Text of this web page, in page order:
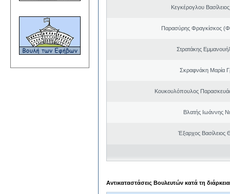
Κεγκέρογλου
Παρασύρης Φραγκίσκος
Στρατάκης
Σκραφνάκη Μαρία
Κουκουλόπουλος
Βλατής Ιωάννης
Έξαρχος Βασίλειος
Αντικαταστάσεις Βουλευτών κατά τη